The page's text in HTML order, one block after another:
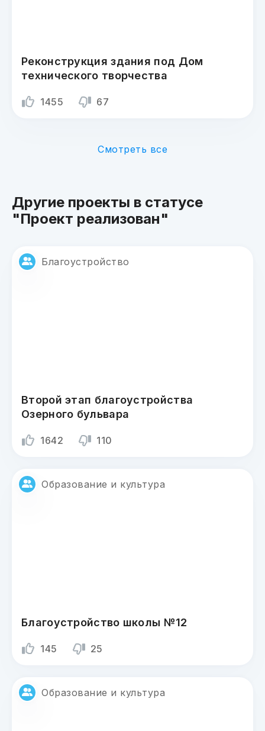
Реконструкция здания под Дом
технического творчества
1455 67
Смотреть все
Другие проекты в статусе
"Проект реализован"
Благоустройство
Второй этап благоустройства
Озерного бульвара
1642 110
Образование и культура
Благоустройство школы №12
145 25
Образование и культура